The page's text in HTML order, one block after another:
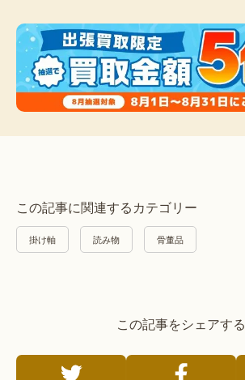
この記事に関連するカテゴリー
掛け軸 読み物 骨董品
この記事をシェアする